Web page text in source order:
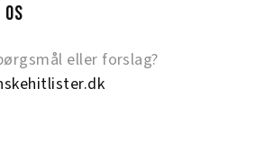
eller forslag?